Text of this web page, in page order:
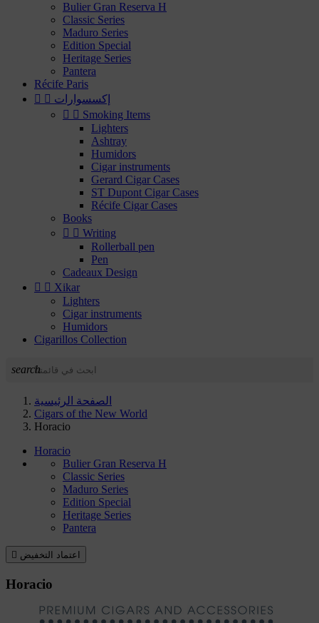
Bulier Gran Reserva H
Classic Series
Maduro Series
Edition Special
Heritage Series
Pantera
Récife Paris
  إكسسوارات
  Smoking Items
Lighters
Ashtray
Humidors
Cigar instruments
Gerard Cigar Cases
ST Dupont Cigar Cases
Récife Cigar Cases
Books
  Writing
Rollerball pen
Pen
Cadeaux Design
  Xikar
Lighters
Cigar instruments
Humidors
Cigarillos Collection
search
الصفحة الرئيسية
Cigars of the New World
Horacio
Horacio
Bulier Gran Reserva H
Classic Series
Maduro Series
Edition Special
Heritage Series
Pantera
 اعتماد التخفيض
Horacio